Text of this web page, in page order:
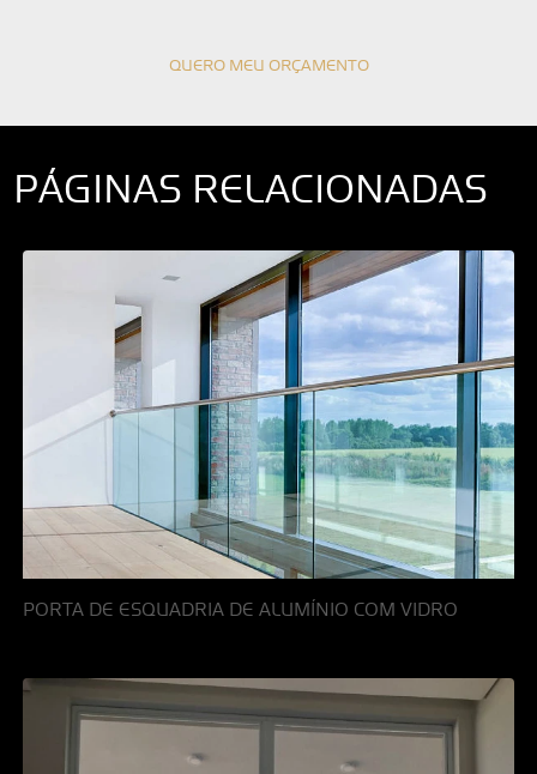
QUERO MEU ORÇAMENTO
PÁGINAS RELACIONADAS
PORTA DE ESQUADRIA DE ALUMÍNIO COM VIDRO